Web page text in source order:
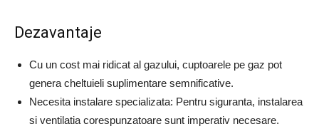
Dezavantaje
Cu un cost mai ridicat al gazului, cuptoarele pe gaz pot
genera cheltuieli suplimentare semnificative.
Necesita instalare specializata: Pentru siguranta, instalarea
si ventilatia corespunzatoare sunt imperativ necesare.